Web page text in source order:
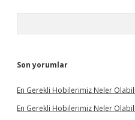
Son yorumlar
En Gerekli Hobilerimiz Neler
En Gerekli Hobilerimiz Neler